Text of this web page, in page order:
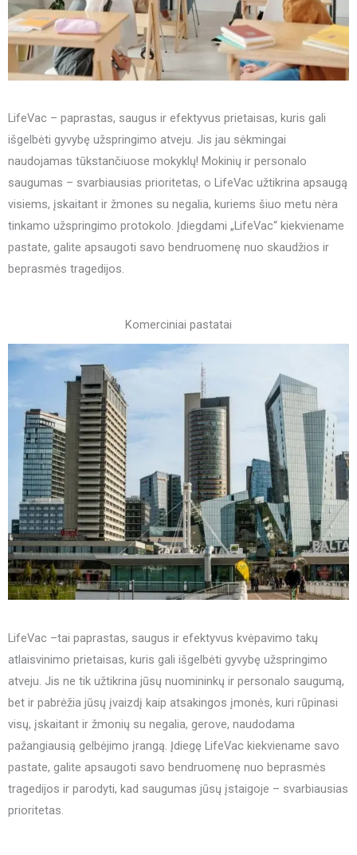
LifeVac – paprastas, saugus ir efektyvus prietaisas, kuris gali
išgelbėti gyvybę užspringimo atveju. Jis jau sėkmingai
naudojamas tūkstančiuose mokyklų! Mokinių ir personalo
saugumas – svarbiausias prioritetas, o LifeVac užtikrina apsaugą
visiems, įskaitant ir žmones su negalia, kuriems šiuo metu nėra
tinkamo užspringimo protokolo. Įdiegdami „LifeVac“ kiekviename
pastate, galite apsaugoti savo bendruomenę nuo skaudžios ir
beprasmės tragedijos.
Komerciniai pastatai
LifeVac –tai paprastas, saugus ir efektyvus kvėpavimo takų
atlaisvinimo prietaisas, kuris gali išgelbėti gyvybę užspringimo
atveju. Jis ne tik užtikrina jūsų nuomininkų ir personalo saugumą,
bet ir pabrėžia jūsų įvaizdį kaip atsakingos įmonės, kuri rūpinasi
visų, įskaitant ir žmonių su negalia, gerove, naudodama
pažangiausią gelbėjimo įrangą. Įdiegę LifeVac kiekviename savo
pastate, galite apsaugoti savo bendruomenę nuo beprasmės
tragedijos ir parodyti, kad saugumas jūsų įstaigoje – svarbiausias
prioritetas.